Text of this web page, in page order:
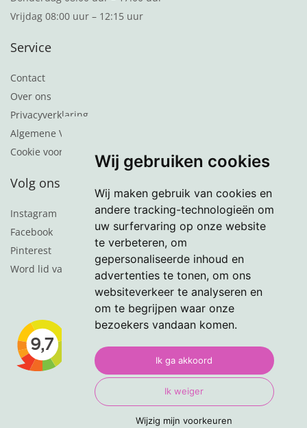
Wij gebruiken cookies
Wij maken gebruik van cookies en
andere tracking-technologieën om
uw surfervaring op onze website
te verbeteren, om
gepersonaliseerde inhoud en
advertenties te tonen, om ons
websiteverkeer te analyseren en
om te begrijpen waar onze
bezoekers vandaan komen.
Ik ga akkoord
Ik weiger
Wijzig mijn voorkeuren
Vrijdag 08:00 uur – 12:15 uur
Service
Contact
Over ons
Privacyverklaring
Algemene Voorwaarden
Cookie voorkeuren
Volg ons
Instagram
Facebook
Pinterest
Word lid van de nieuwsbrief